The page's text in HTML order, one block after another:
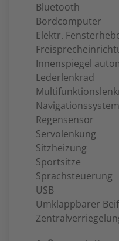
Bluetooth
Bordcomputer
Elektr.
Innenspiegel
Lederlenkrad
Navigationssystem
Regensensor
Servolenkung
Sitzheizung
Sportsitze
Sprachsteuerung
USB
Umklappbarer